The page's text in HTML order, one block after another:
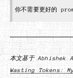
你不需要更好的
本文基于 Abhishek
Wasting Tokens: